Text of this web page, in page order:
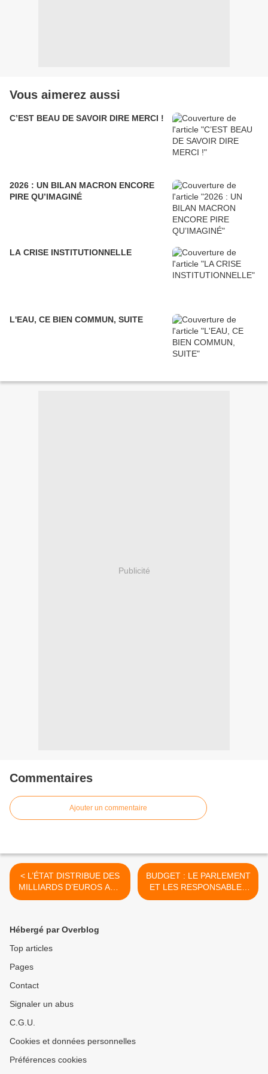
Vous aimerez aussi
C’EST BEAU DE SAVOIR DIRE MERCI !
2026 : UN BILAN MACRON ENCORE
PIRE QU’IMAGINÉ
LA CRISE INSTITUTIONNELLE
L'EAU, CE BIEN COMMUN, SUITE
Publicité
Commentaires
Ajouter un commentaire
< L’ÉTAT DISTRIBUE DES
MILLIARDS D’EUROS AUX
GRANDES ENTREPRISES :
BUDGET : LE PARLEMENT
ET LES RESPONSABLES
DE BERCY
Hébergé par Overblog
Top articles
Pages
Contact
Signaler un abus
C.G.U.
Cookies et données personnelles
Préférences cookies